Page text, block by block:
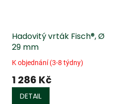
Hadovitý vrták Fisch®, Ø
29 mm
K objednání (3-8 týdny)
1 286 Kč
DETAIL